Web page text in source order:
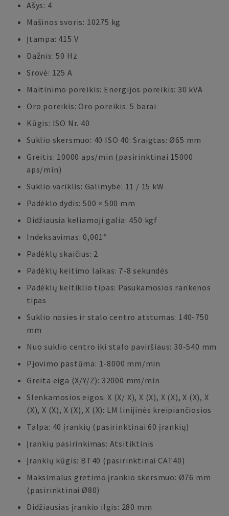
Ašys: 4
Mašinos svoris: 10275 kg
Įtampa: 415 V
Dažnis: 50 Hz
Srovė: 125 A
Maitinimo poreikis: Energijos poreikis: 30 kVA
Oro poreikis: Oro poreikis: 5 barai
Kūgis: ISO Nr. 40
Suklio skersmuo: 40 ISO 40: Sraigtas: Ø65 mm
Greitis: 10000 aps/min (pasirinktinai 15000
aps/min)
Suklio variklis: Galimybė: 11 / 15 kW
Padėklo dydis: 500 × 500 mm
Didžiausia keliamoji galia: 450 kgf
Indeksavimas: 0,001°
Padėklų skaičius: 2
Padėklų keitimo laikas: 7-8 sekundės
Padėklų keitiklio tipas: Pasukamosios rankenos
tipas
Suklio nosies ir stalo centro atstumas: 140-750
mm
Nuo suklio centro iki stalo paviršiaus: 30-540 mm
Pjovimo pastūma: 1-8000 mm/min
Greita eiga (X/Y/Z): 32000 mm/min
Slenkamosios eigos: X (X/ X), X (X), X (X), X (X), X
(X), X (X), X (X), X (X): LM linijinės kreipiančiosios
Talpa: 40 įrankių (pasirinktinai 60 įrankių)
Įrankių pasirinkimas: Atsitiktinis
Įrankių kūgis: BT40 (pasirinktinai CAT40)
Maksimalus gretimo įrankio skersmuo: Ø76 mm
(pasirinktinai Ø80)
Didžiausias įrankio ilgis: 280 mm